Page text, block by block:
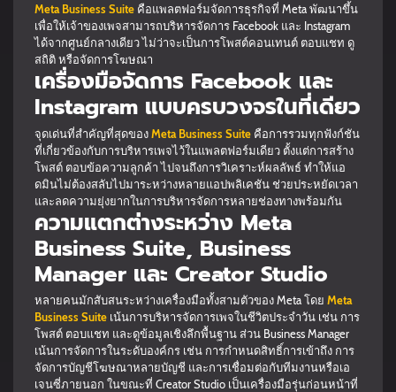
Meta Business Suite คือแพลตฟอร์มจัดการธุรกิจที่ Meta พัฒนาขึ้น
เพื่อให้เจ้าของเพจสามารถบริหารจัดการ Facebook และ Instagram
ได้จากศูนย์กลางเดียว ไม่ว่าจะเป็นการโพสต์คอนเทนต์ ตอบแชท ดู
สถิติ หรือจัดการโฆษณา
เครื่องมือจัดการ Facebook และ
Instagram แบบครบวงจรในที่เดียว
จุดเด่นที่สำคัญที่สุดของMeta Business Suite คือการรวมทุกฟังก์ชัน
ที่เกี่ยวข้องกับการบริหารเพจไว้ในแพลตฟอร์มเดียว ตั้งแต่การสร้าง
โพสต์ ตอบข้อความลูกค้า ไปจนถึงการวิเคราะห์ผลลัพธ์ ทำให้แอ
ดมินไม่ต้องสลับไปมาระหว่างหลายแอปพลิเคชัน ช่วยประหยัดเวลา
และลดความยุ่งยากในการบริหารจัดการหลายช่องทางพร้อมกัน
ความแตกต่างระหว่าง Meta
Business Suite, Business
Manager และ Creator Studio
หลายคนมักสับสนระหว่างเครื่องมือทั้งสามตัวของ Meta โดย Meta
Business Suite เน้นการบริหารจัดการเพจในชีวิตประจำวัน เช่น การ
โพสต์ ตอบแชท และดูข้อมูลเชิงลึกพื้นฐาน ส่วน Business Manager
เน้นการจัดการในระดับองค์กร เช่น การกำหนดสิทธิ์การเข้าถึง การ
จัดการบัญชีโฆษณาหลายบัญชี และการเชื่อมต่อกับทีมงานหรือเอ
เจนซี่ภายนอก ในขณะที่ Creator Studio เป็นเครื่องมือรุ่นก่อนหน้าที่